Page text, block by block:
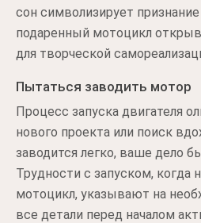
сон символизирует
подаренный мотоцикл
для творческой
Пытаться заводить мотор
Процесс запуска двигателя
нового проекта или поиск
заводится легко, ваше дело
Трудности с запуском, когда
мотоцикл, указывают на
все детали перед началом